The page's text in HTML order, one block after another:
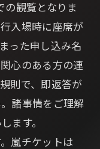
の観覧となりま
入場時に座席が
った申し込み名
心のある方の連
則で、即返答が
諸事情をご理解
ます。
嵐チケットは